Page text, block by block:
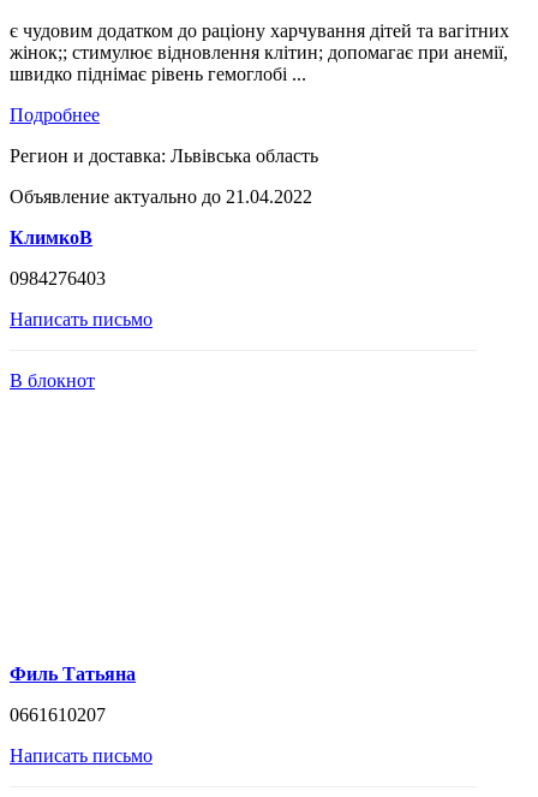
є чудовим додатком до раціону харчування дітей та вагітних
жінок;; стимулює відновлення клітин; допомагає при анемії,
швидко піднімає рівень гемоглобі ...
Подробнее
Регион и доставка: Львівська область
Объявление актуально до 21.04.2022
КлимкоВ
0984276403
Написать письмо
В блокнот
Филь Татьяна
0661610207
Написать письмо